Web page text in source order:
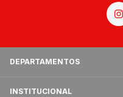
DEPARTAMENTOS
INSTITUCIONAL